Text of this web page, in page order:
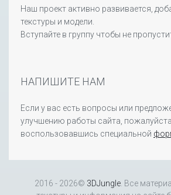
Наш проект активно развивается,
текстуры и модели.
Вступайте в группу чтобы не
НАПИШИТЕ НАМ
Если у вас есть вопросы или
улучшению работы сайта,
воспользовавшись специальной
2016 - 2026© 3DJungle. Все